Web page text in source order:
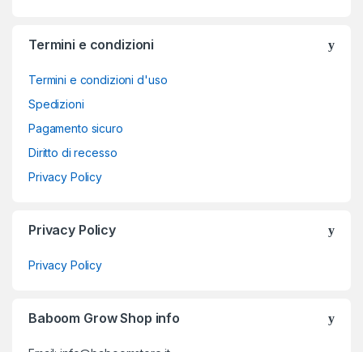
Termini e condizioni
Termini e condizioni d'uso
Spedizioni
Pagamento sicuro
Diritto di recesso
Privacy Policy
Privacy Policy
Privacy Policy
Baboom Grow Shop info